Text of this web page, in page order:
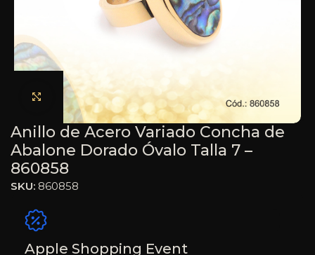
Haga clic para ampliar
Anillo de Acero Variado Concha de
Abalone Dorado Óvalo Talla 7 –
860858
SKU: 860858
Apple Shopping Event